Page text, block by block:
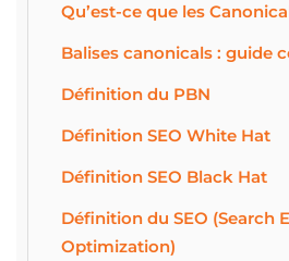
Qu’est-ce que les
Balises canonicals : guide
Définition du PBN
Définition SEO White Hat
Définition SEO Black Hat
Définition du SEO (Search
Optimization)